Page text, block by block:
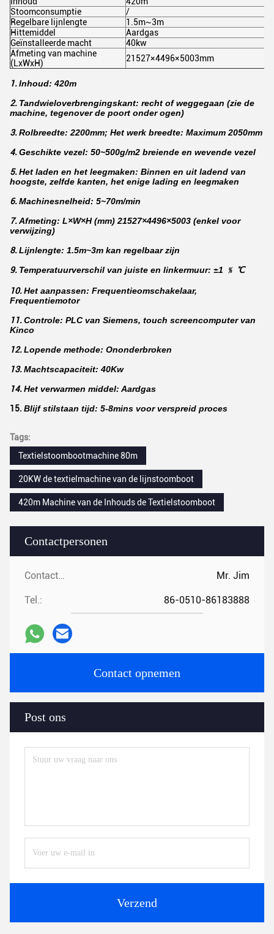
Contactpersonen
Contactpersonen: Mr. Jim
Tel.: 86-0510-86183888
Contact opnemen
Post ons
Verzend
Stoomconsumptie
/
Regelbare lijnlengte
1.5m~3m
Hittemiddel
Aardgas
Geïnstalleerde macht
40kw
Afmeting van machine
(LxWxH)
21527×4496×5003mm
1.Inhoud: 420m
2. Tandwieloverbrengingskant: recht of weggegaan (zie de
machine, tegenover de poort onder ogen)
3.Rolbreedte: 2200mm; Het werk breedte: Maximum 2050mm
4.Geschikte vezel: 50~500g/m2 breiende en wevende vezel
5.Het laden en het leegmaken: Binnen en uit ladend van
hoogste, zelfde kanten, het enige lading en leegmaken
6.Machinesnelheid: 5~70m/min
7.Afmeting: L×W×H (mm) 21527×4496×5003 (enkel voor
verwijzing)
8.Lijnlengte: 1.5m~3m kan regelbaar zijn
9. Temperatuurverschil van juiste en linkermuur: ±1 ﹪ ℃
10.Het aanpassen: Frequentieomschakelaar,
Frequentiemotor
11.Controle: PLC van Siemens, touch screencomputer van
Kinco
12.Lopende methode: Ononderbroken
13.Machtscapaciteit: 40Kw
14.Het verwarmen middel: Aardgas
15. Blijf stilstaan tijd: 5-8mins voor verspreid proces
Tags:
Textielstoombootmachine 80m
20KW de textielmachine van de lijnstoomboot
420m Machine van de Inhouds de Textielstoomboot